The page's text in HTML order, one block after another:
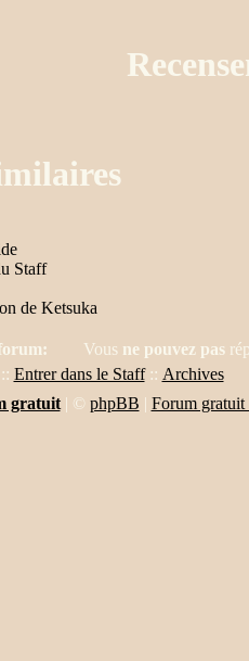
Staff
de Ketsuka
Vous ne pouvez pas
:: Entrer dans le Staff:: Archives
gratuit| © phpBB | Forum gratuit